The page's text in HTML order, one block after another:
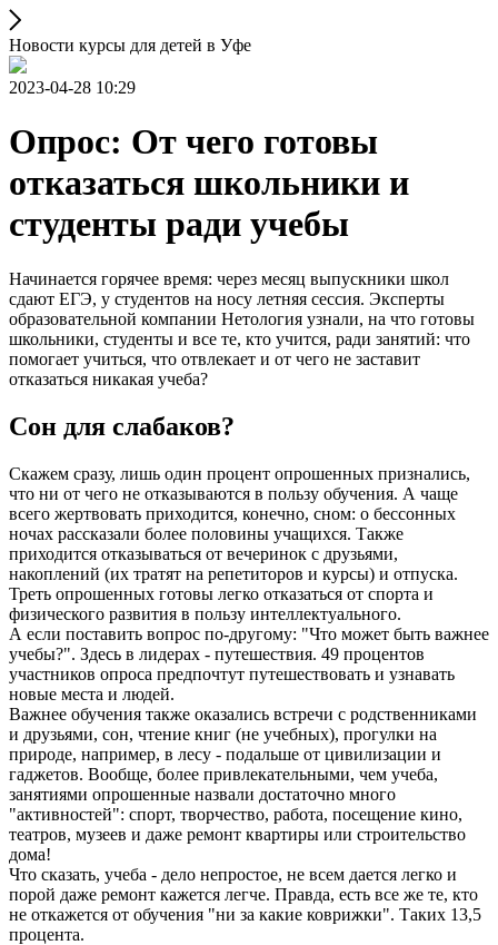
Новости курсы для детей в Уфе
2023-04-28 10:29
Опрос: От чего готовы
отказаться школьники и
студенты ради учебы
Начинается горячее время: через месяц выпускники школ
сдают ЕГЭ, у студентов на носу летняя сессия. Эксперты
образовательной компании Нетология узнали, на что готовы
школьники, студенты и все те, кто учится, ради занятий: что
помогает учиться, что отвлекает и от чего не заставит
отказаться никакая учеба?
Сон для слабаков?
Скажем сразу, лишь один процент опрошенных признались,
что ни от чего не отказываются в пользу обучения. А чаще
всего жертвовать приходится, конечно, сном: о бессонных
ночах рассказали более половины учащихся. Также
приходится отказываться от вечеринок с друзьями,
накоплений (их тратят на репетиторов и курсы) и отпуска.
Треть опрошенных готовы легко отказаться от спорта и
физического развития в пользу интеллектуального.
А если поставить вопрос по-другому: "Что может быть важнее
учебы?". Здесь в лидерах - путешествия. 49 процентов
участников опроса предпочтут путешествовать и узнавать
новые места и людей.
Важнее обучения также оказались встречи с родственниками
и друзьями, сон, чтение книг (не учебных), прогулки на
природе, например, в лесу - подальше от цивилизации и
гаджетов. Вообще, более привлекательными, чем учеба,
занятиями опрошенные назвали достаточно много
"активностей": спорт, творчество, работа, посещение кино,
театров, музеев и даже ремонт квартиры или строительство
дома!
Что сказать, учеба - дело непростое, не всем дается легко и
порой даже ремонт кажется легче. Правда, есть все же те, кто
не откажется от обучения "ни за какие коврижки". Таких 13,5
процента.